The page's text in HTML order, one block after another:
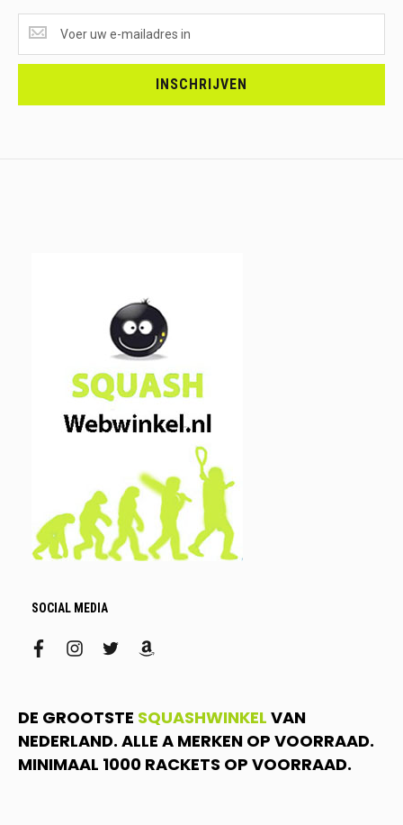
ONTVANGEN?
<br>SCHRIJF
INSCHRIJVEN
SOCIAL MEDIA
facebookinstagram
twitteramazon
DE GROOTSTE SQUASHWINKEL VAN
NEDERLAND. ALLE A MERKEN OP VOORRAAD.
MINIMAAL 1000 RACKETS OP VOORRAAD.